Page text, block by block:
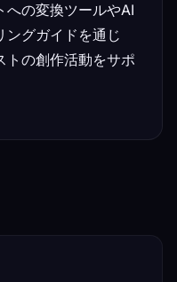
への変換ツールやAI
ングガイドを通じ
トの創作活動をサポ